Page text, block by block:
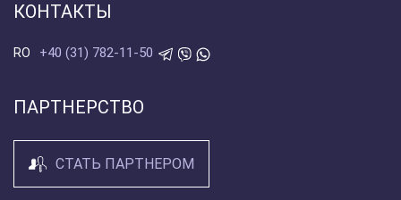
КОНТАКТЫ
RO +40 (31) 782-11-50
ПАРТНЕРСТВО
СТАТЬ ПАРТНЕРОМ